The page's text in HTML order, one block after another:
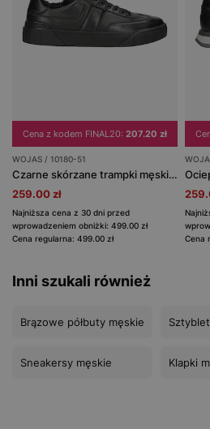
Cena z kodem FINAL20: 207.20 zł
WOJAS / 10180-51
Czarne skórzane trampki męskie ocieplane futerkiem
259.00 zł
Najniższa cena z 30 dni przed
wprowadzeniem obniżki: 499.00 zł
Cena regularna: 499.00 zł
Cena
Inni szukali również
Brązowe półbuty męskie
Sneakersy męskie Klapki